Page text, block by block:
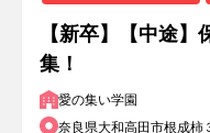
【新卒】【中途
集！
愛の集い学園
奈良県大和高田市根成柿